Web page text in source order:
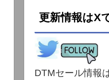
更新情報はX
DTMセール情報